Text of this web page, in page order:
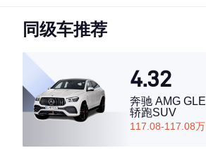
同级车推荐
4.32
奔驰 AMG GLE
轿跑SUV
117.08-117.08万